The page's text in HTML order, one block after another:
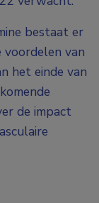
bestaat er
voordelen van
het einde van
de impact